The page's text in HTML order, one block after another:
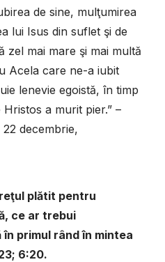
de sine, mulţumirea
lui Isus din suflet şi de
zel mai mare şi mai multă
Acela care ne-a iubit
lenevie egoistă, în timp
a murit pier.” –
decembrie,
plătit pentru
ce ar trebui
primul rând în mintea
6:20.